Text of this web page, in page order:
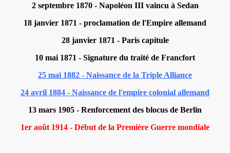
2 septembre 1870 - Napoléon III vaincu à Sedan
18 janvier 1871 - proclamation de l'Empire allemand
28 janvier 1871 - Paris capitule
10 mai 1871 - Signature du traité de Francfort
25 mai 1882 - Naissance de la Triple Alliance
24 avril 1884 - Naissance de l'empire colonial allemand
13 mars 1905 - Renforcement des blocus de Berlin
1er août 1914 - Début de la Première Guerre mondiale